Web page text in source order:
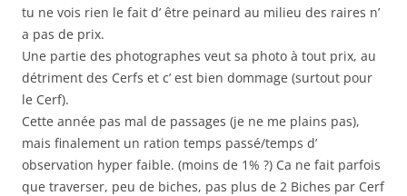
tu ne vois rien le fait d’ être peinard au milieu des raires n’
a pas de prix.
Une partie des photographes veut sa photo à tout prix, au
détriment des Cerfs et c’ est bien dommage (surtout pour
le Cerf).
Cette année pas mal de passages (je ne me plains pas),
mais finalement un ration temps passé/temps d’
observation hyper faible. (moins de 1% ?) Ca ne fait parfois
que traverser, peu de biches, pas plus de 2 Biches par Cerf